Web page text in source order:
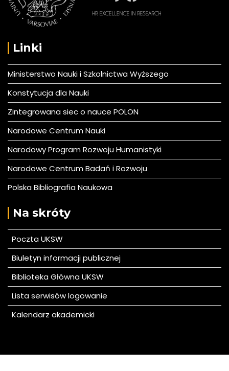
Linki
Ministerstwo Nauki i Szkolnictwa Wyższego
Konstytucja dla Nauki
Zintegrowana siec o nauce POLON
Narodowe Centrum Nauki
Narodowy Program Rozwoju Humanistyki
Narodowe Centrum Badań i Rozwoju
Polska Bibliografia Naukowa
Na skróty
Poczta UKSW
Biuletyn informacji publicznej
Biblioteka Główna UKSW
Lista serwisów logowanie
Kalendarz akademicki